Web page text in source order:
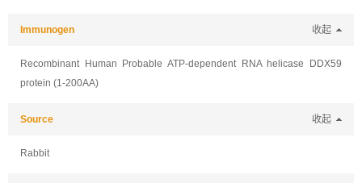
Immunogen 收起
Recombinant Human Probable ATP-dependent RNA helicase DDX59
protein (1-200AA)
Source 收起
Rabbit